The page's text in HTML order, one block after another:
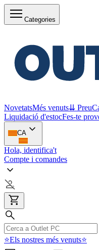
Categories
NovetatsMés venuts⇊ Preu
Liquidació d'estocFes-te
CA
Hola, identifica't
Compte i comandes
⭐Els nostres més venuts⭐